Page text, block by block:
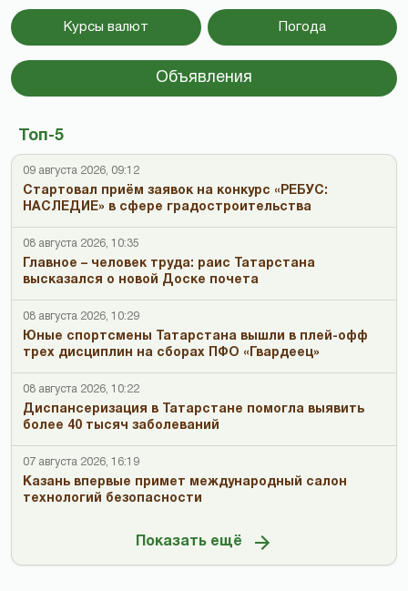
Курсы валют Погода
Объявления
Топ-5
09 августа 2026, 09:12
Стартовал приём заявок на конкурс «РЕБУС:
НАСЛЕДИЕ» в сфере градостроительства
08 августа 2026, 10:35
Главное – человек труда: раис Татарстана
высказался о новой Доске почета
08 августа 2026, 10:29
Юные спортсмены Татарстана вышли в плей-офф
трех дисциплин на сборах ПФО «Гвардеец»
08 августа 2026, 10:22
Диспансеризация в Татарстане помогла выявить
более 40 тысяч заболеваний
07 августа 2026, 16:19
Казань впервые примет международный салон
технологий безопасности
Показать ещё